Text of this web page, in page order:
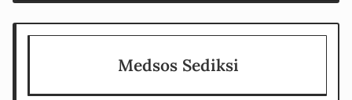
Medsos Sediksi